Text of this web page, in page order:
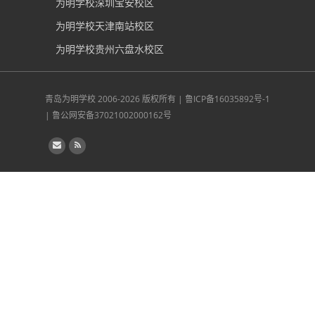
为明学校天津南站校区
为明学校贵州六盘水校区
青岛为明学校2006-2026 版权所有 | 鲁ICP备16035892号-1
| 鲁公网安备37021002000162号